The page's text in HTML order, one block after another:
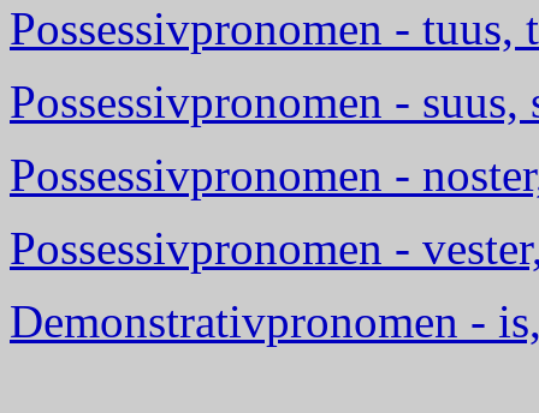
Possessivpronomen - tuus,
Possessivpronomen - suus,
Possessivpronomen -
Possessivpronomen -
Demonstrativpronomen -